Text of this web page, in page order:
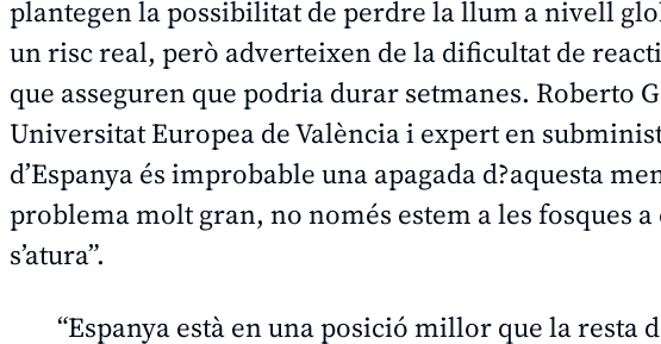
plantegen la possibilitat de perdre la llum a nivell
un risc real, però adverteixen de la dificultat de
que asseguren que podria durar setmanes. Roberto
Universitat Europea de València i expert en
d’Espanya és improbable una apagada d?aquesta
problema molt gran, no només estem a les fosques
s’atura”.
“Espanya està en una posició millor que la resta